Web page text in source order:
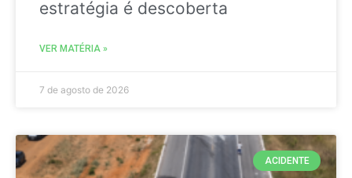
estratégia é descoberta
VER MATÉRIA »
7 de agosto de 2026
ACIDENTE